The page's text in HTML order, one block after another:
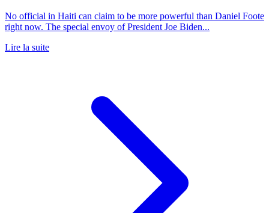
No official in Haiti can claim to be more powerful than Daniel Foote
right now. The special envoy of President Joe Biden...
Lire la suite